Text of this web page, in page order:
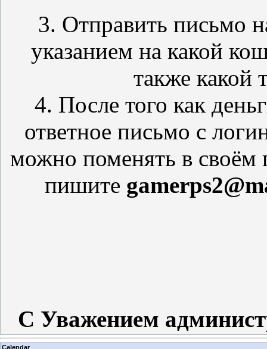
3. Отправить письмо
указанием на какой
также какой
4. После того как
ответное письмо с
можно поменять в своём
пишите
С Уважением
Calendar